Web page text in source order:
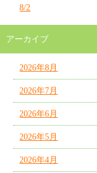
8/2
アーカイブ
2026年8月
2026年7月
2026年6月
2026年5月
2026年4月